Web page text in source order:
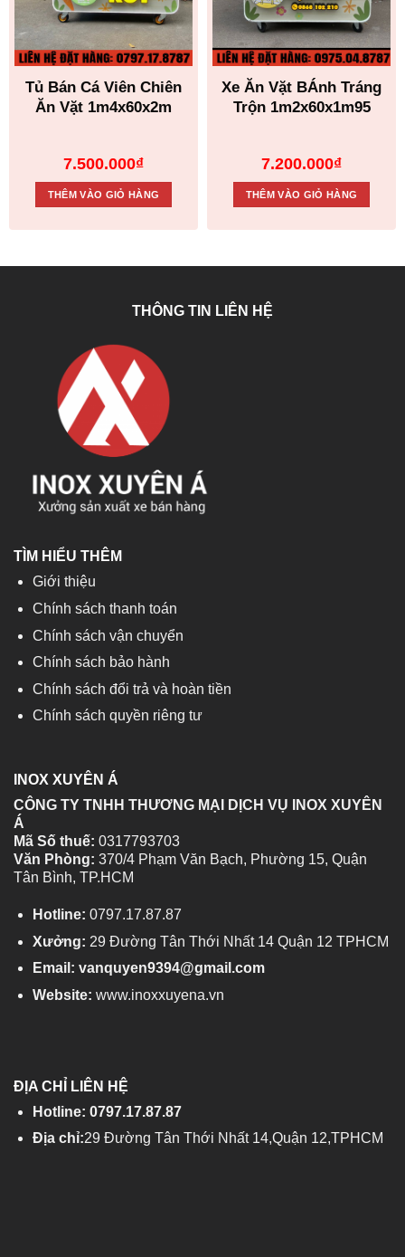
Tủ Bán Cá Viên Chiên
Ăn Vặt 1m4x60x2m
7.500.000₫
THÊM VÀO GIỎ HÀNG
Xe Ăn Vặt BÁnh Tráng
Trộn 1m2x60x1m95
7.200.000₫
THÊM VÀO GIỎ HÀNG
THÔNG TIN LIÊN HỆ
TÌM HIỂU THÊM
Giới thiệu
Chính sách thanh toán
Chính sách vận chuyển
Chính sách bảo hành
Chính sách đổi trả và hoàn tiền
Chính sách quyền riêng tư
INOX XUYÊN Á
CÔNG TY TNHH THƯƠNG MẠI DỊCH VỤ INOX XUYÊN
Á
Mã Số thuế: 0317793703
Văn Phòng: 370/4 Phạm Văn Bạch, Phường 15, Quận
Tân Bình, TP.HCM
Hotline: 0797.17.87.87
Xưởng: 29 Đường Tân Thới Nhất 14 Quận 12 TPHCM
Email: vanquyen9394@gmail.com
Website: www.inoxxuyena.vn
ĐỊA CHỈ LIÊN HỆ
Hotline: 0797.17.87.87
Địa chỉ:29 Đường Tân Thới Nhất 14,Quận 12,TPHCM